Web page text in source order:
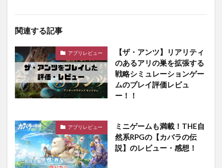
関連する記事
アプリレビュー
【ザ・アンツ】リアリティ
のあるアリの巣を拡張する
戦略シミュレーションゲー
ムのプレイ評価レビュ
ー！！
アプリレビュー
ミニゲームも満載！THE自
然系RPGの【カバラの伝
説】のレビュー・感想！